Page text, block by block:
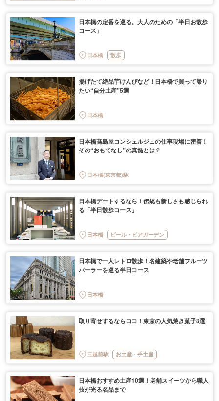
日本橋の定番を巡る。大人のための「半日お散歩
コース」
日本橋 散歩
揚げたて絶品芋けんぴなど！日本橋で買って帰り
たい“自分土産”5選
日本橋
日本橋髙島屋コンシェルジュの仕事現場に密着！
その“おもてなし”の真髄とは？
日本橋(東京都)駅
日本橋デートするなら！伝統も新しさも感じられ
る「半日散歩コース」
日本橋 ビール・ビアガーデン
日本橋で一人レトロ散歩！名建築や老舗フルーツ
パーラーを巡る半日コース
日本橋
取り寄せするならココ！東京の人気焼き菓子8選
三越前駅 お土産・手土産
日本橋おすすめ土産10選！老舗スイーツから職人
技が光る名品まで